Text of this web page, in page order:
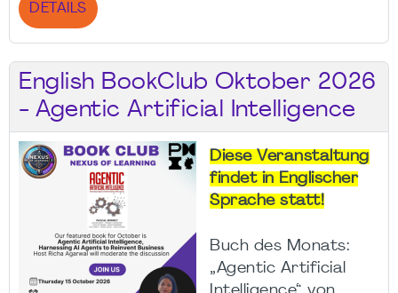
DETAILS
English BookClub Oktober 2026
- Agentic Artificial Intelligence
Diese Veranstaltung
findet in Englischer
Sprache statt!
Buch des Monats:
„Agentic Artificial